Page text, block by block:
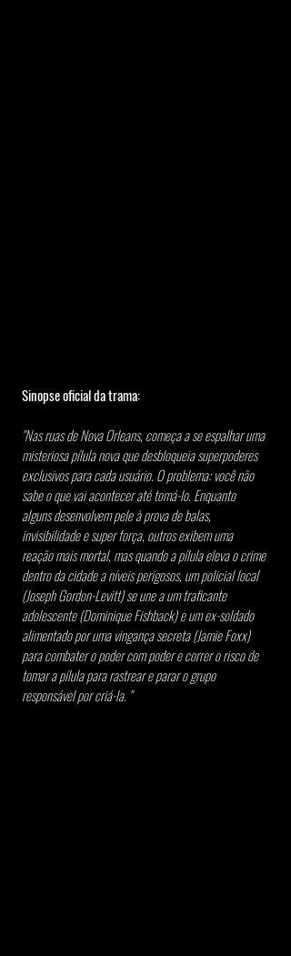
Sinopse oficial da trama:
"Nas ruas de Nova Orleans, começa a se espalhar uma
misteriosa pílula nova que desbloqueia superpoderes
exclusivos para cada usuário. O problema: você não
sabe o que vai acontecer até tomá-lo. Enquanto
alguns desenvolvem pele à prova de balas,
invisibilidade e super força, outros exibem uma
reação mais mortal, mas quando a pílula eleva o crime
dentro da cidade a níveis perigosos, um policial local
(Joseph Gordon-Levitt) se une a um traficante
adolescente (Dominique Fishback) e um ex-soldado
alimentado por uma vingança secreta (Jamie Foxx)
para combater o poder com poder e correr o risco de
tomar a pílula para rastrear e parar o grupo
responsável por criá-la. "